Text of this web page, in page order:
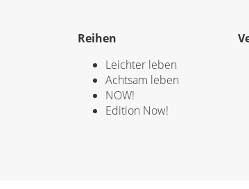
Reihen
Leichter leben
Achtsam leben
NOW!
Edition Now!